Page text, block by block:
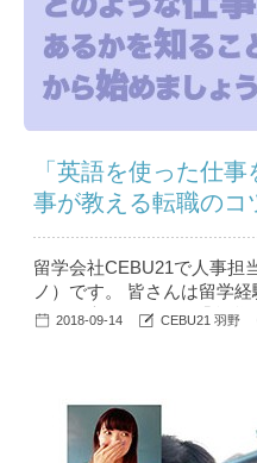
「英語を使った仕
事が教える転職のコ
留学会社CEBU21で人事担
ノ）です。 皆さんは留学
たいと考えたとき、「留学
社の人事の目線か...
2018-09-14 CEBU21 羽野